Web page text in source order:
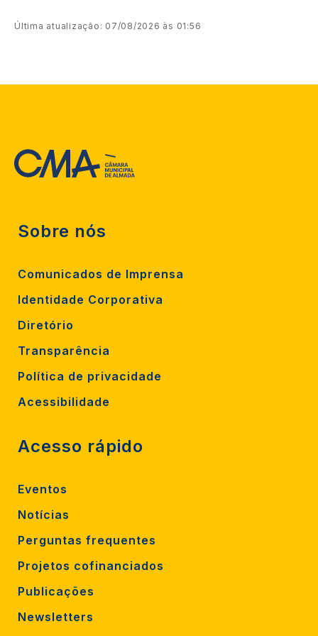
Última atualização: 07/08/2026 às 01:56
Sobre nós
Comunicados de Imprensa
Identidade Corporativa
Diretório
Transparência
Política de privacidade
Acessibilidade
Acesso rápido
Eventos
Notícias
Perguntas frequentes
Projetos cofinanciados
Publicações
Newsletters